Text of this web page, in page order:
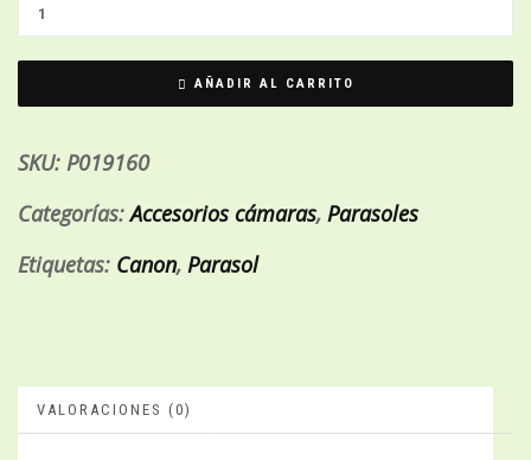
AÑADIR AL CARRITO
SKU: P019160
Categorías:Accesorios cámaras, Parasoles
Etiquetas: Canon, Parasol
VALORACIONES (0)